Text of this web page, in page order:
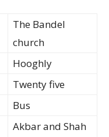
The Bandel
church
Hooghly
Twenty five
Bus
Akbar and Shah